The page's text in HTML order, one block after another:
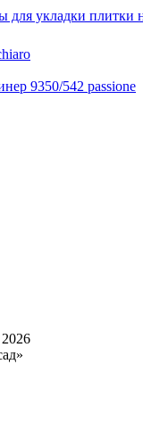
укладки плитки
9350/542 passione